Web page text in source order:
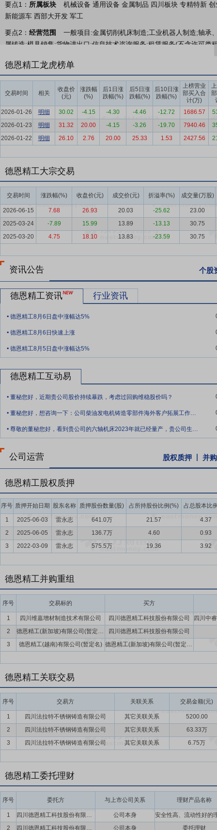
要点1： 所属板块
机械设备 通用设备 金属制品 四川板块 专精特新
新能源车 西部大开发 军工
要点2： 经营范围
一般项目:金属切削机床制造;工业机器人制造;轴承
属铸造;模具销售;货物进出口;信息技术咨询服务;租赁服务(不含许可
要点3：机械传动与传动联结件业务
机械非标定制件业务
德恩精工机械非标定制件业务，包括
主要用于各行业的通用设备制造主机厂。
要点5：工业机器人业务
德恩精工工业机器人业务，主要包括关节
施服务，主要用于通用设备制造企业的机器人上下料、机器人抓取、
要点6：数控机床业务
数控机床业务主要包括数控车床、车削中心
部件产品，同时提供FMS柔性制造系统（数控机床+工业机器人+刀料
联网平台，是德恩精工基于工业云制造（CMFG，
平台化、集群化、协同化和企业数智化提供赋能服务。
要点8：通用设备制造业
通用设备制造业是国民经济的基础性支柱产
零部件、精密加工配套及智能装备支撑，行业发展与国家固定资产投
要点9：产业互联网平台服务业
近年来，国家持续推动产业互联网
2035年）》明确支持数字化升级，电商作为产业互联网的典型应用领
应用更加广泛，为产业互联网提供了强大的基础设施支持，实现了设
比较分散，同时拥有完整的自主生产链条，使得公司在客户市场和盈
要通过自主销售渠道直接销往终端客户，公司通过在上海、广州、天
国家和地区。同时公司将逐步在境外仓储配送服务方面加大投入，提
开设了官方旗舰店，业务量实现逐年增长。
要点12：完整的产业链优势
公司构建了涵盖“铸锻造-机械加工-热表
要点13：质量控制优势
质量控制方面，公司设有质量保证中心并建
产过程质量管控等。公司通过PLM系统与MOM系统、IOT采集系统、
管控过程中的问题。重点突出对产品质量起关键作用的提前策划、关
数据，尽量采用数据采集方式，有效保证公司产品的质量数据准确和
制造工艺优化等方面追求卓越。
要点14：研发与技术优势
公司作为国家高新技术企业和技术创新示
效机械传动加工关键技术研究、新产品开发和机械传动柔性生产线智
产品和铸造工艺的核心技术和机器人智能化制造单元组成柔性生产线
学习技术，将被动执行转变为主动预测，优化资源配置、生产节奏与
动转向数据驱动，实现降本增效、提质创新的管理跨越，为企业构建
要点16：自愿锁定股份
自公司股票上市之日起三十六个月内,不转让
间接持有的该部分股份。
要点17：股利分配
在满足现金分红条件的基础上,结合公司持续经营
年以现金方式累计分配的利润不少于最近3年实现的年均可分配利润的
持股份、公司全体董事(独立董事除外)和高级管理人员增持公司股票以
德恩精工龙虎榜单
交易时间 相关
收盘价
(元)
涨跌幅
(%)
后1日涨
跌幅(%)
后5日涨
跌幅(%)
后10日涨
跌幅(%)
上榜营业
部买入合
计(万)
2026-01-26
明细 30.02 -4.15 -4.30 -4.46 -12.72 1686.57
2026-01-23
明细 31.32 20.00 -4.15 -3.26 -19.70 7940.46
2026-01-22
明细 26.10 2.76 20.00 25.33 1.53 2427.56
德恩精工大宗交易
交易时间 涨跌幅(%) 收盘价(元) 成交价(元) 折溢率(%) 成交量(万股)
2026-06-15 7.68 26.93 20.03 -25.62
23.00
2025-03-24
-7.89 15.99 13.89 -13.13
30.75
2025-03-20
4.75 18.10 13.83 -23.59 30.75
资讯公告 个股
德恩精工资讯 行业资讯
. 德恩精工8月6日盘中涨幅达5%
. 德恩精工8月6日快速上涨
. 德恩精工8月5日盘中涨幅达5%
德恩精工互动易
. 董秘您好，近期贵公司股价持续暴跌，考虑过回购维稳股价吗？
. 董秘您好，想咨询一下：公司柴油发电机铸造零部件海外客户拓展工作目前进展如何？现阶
. 尊敬的董秘您好，看到贵公司的六轴机床2023年就已经量产，贵公司生产的精密零部件
公司运营 股权质押 并
德恩精工股权质押
序号 质押开始日期 股东名称 质押股份数量(股) 占所持股份比例(%) 占总股本比
1 2025-06-03 雷永志 641.0万 21.57
4.37
2
2025-06-05 雷永志 136.7万 4.60
0.93
3
2022-03-09 雷永志 575.5万 19.36 3.92
德恩精工并购重组
序号 交易标的 买方
1 四川维嘉增材制造技术有限公司
四川德恩精工科技股份有限公司
2
德恩精工(新加坡)有限公司(暂定名)
四川德恩精工科技股份有限公司
3
德恩精工(越南)有限公司(暂定名) 德恩精工(新加坡)有限公司(暂定名)
德恩精工关联交易
序号 交易方 关联关系 交易金额(元)
1 四川法拉特不锈钢铸造有限公司 其它关联关系
5200.00
2
四川法拉特不锈钢铸造有限公司 其它关联关系
63.33万
3
四川法拉特不锈钢铸造有限公司 其它关联关系 6.75万
德恩精工委托理财
序号 委托方 与上市公司关系 理财产品名称
1 四川德恩精工科技股份有限公司
公司本身
2
四川德恩精工科技股份有限公司 公司本身 委托理财